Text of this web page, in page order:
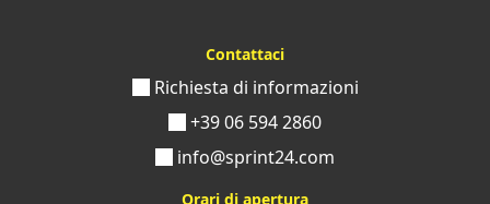
Contattaci
Richiesta di informazioni
+39 06 594 2860
info@sprint24.com
Orari di apertura